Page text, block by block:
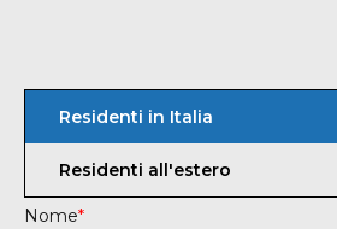
Residenti in Italia
Residenti all'estero
Nome*